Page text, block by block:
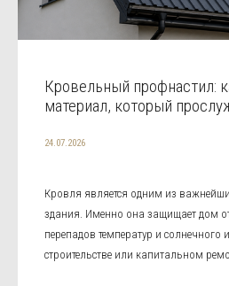
Кровельный профнастил:
материал, который
24.07.2026
Кровля является одним из
здания. Именно она защищает дом
перепадов температур и солнечного
строительстве или капитальном